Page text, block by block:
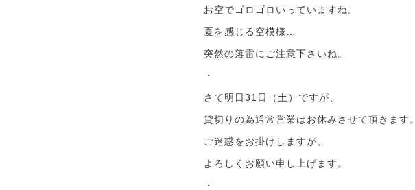
お空でゴロゴロいっていますね。
夏を感じる空模様…
突然の落雷にご注意下さいね。
・
さて明日31日（土）ですが、
貸切りの為通常営業はお休みさせて頂きます。
ご迷惑をお掛けしますが、
よろしくお願い申し上げます。
・